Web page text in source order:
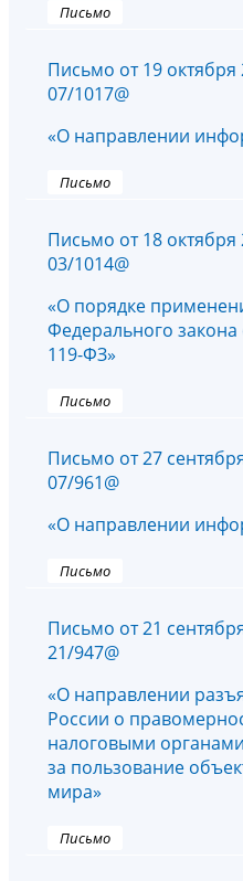
Письмо
Письмо от 19
07/1017@
«О направлении
Письмо
Письмо от 18
03/1014@
«О порядке
Федерального
119-ФЗ»
Письмо
Письмо от 27
07/961@
«О направлении
Письмо
Письмо от 21
21/947@
«О направлении
России о
налоговыми
за пользование
мира»
Письмо